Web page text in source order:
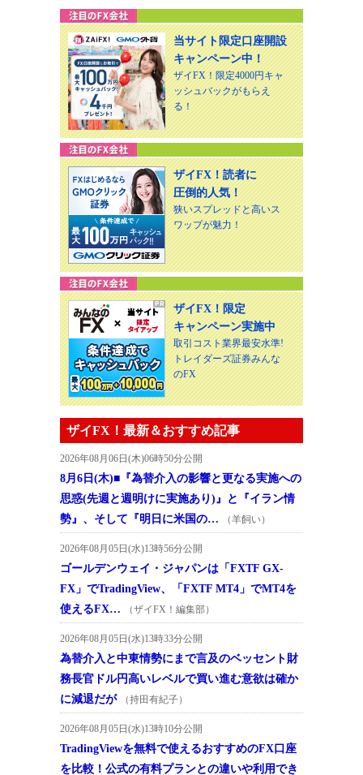
当サイト限定口座開設
キャンペーン中！
ザイFX！限定4000円キャ
ッシュバックがもらえ
る！
ザイFX！読者に
圧倒的人気！
狭いスプレッドと高いス
ワップが魅力！
ザイFX！限定
キャンペーン実施中
取引コスト業界最安水準!
トレイダーズ証券みんな
のFX
ザイFX！最新＆おすすめ記事
2026年08月06日(木)06時50分公開
8月6日(木)■『為替介入の影響と更なる実施への
思惑(先週と週明けに実施あり)』と『イラン情
勢』、そして『明日に米国の…
（羊飼い）
2026年08月05日(水)13時56分公開
ゴールデンウェイ・ジャパンは「FXTF GX-
FX」でTradingView、「FXTF MT4」でMT4を
使えるFX…
（ザイFX！編集部）
2026年08月05日(水)13時33分公開
為替介入と中東情勢にまで言及のベッセント財
務長官ドル円高いレベルで買い進む意欲は確か
に減退だが
（持田有紀子）
2026年08月05日(水)13時10分公開
TradingViewを無料で使えるおすすめのFX口座
を比較！公式の有料プランとの違いや利用でき